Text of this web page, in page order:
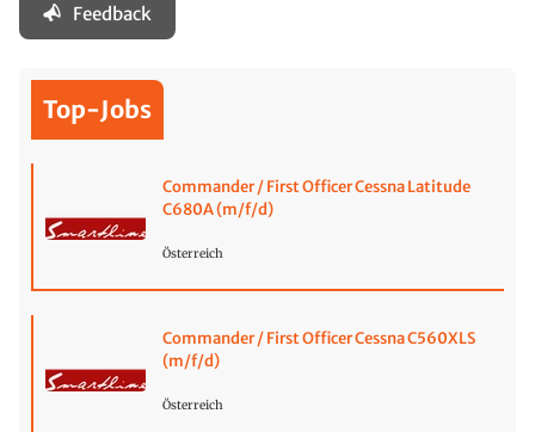
Feedback
Top-Jobs
Commander / First Officer Cessna Latitude
C680A (m/f/d)
Österreich
Commander / First Officer Cessna C560XLS
(m/f/d)
Österreich